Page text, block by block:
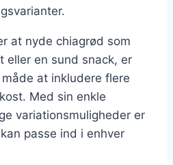
at nyde chiagrød som
eller en sund snack, er
at inkludere flere
Med sin enkle
variationsmuligheder er
passe ind i enhver